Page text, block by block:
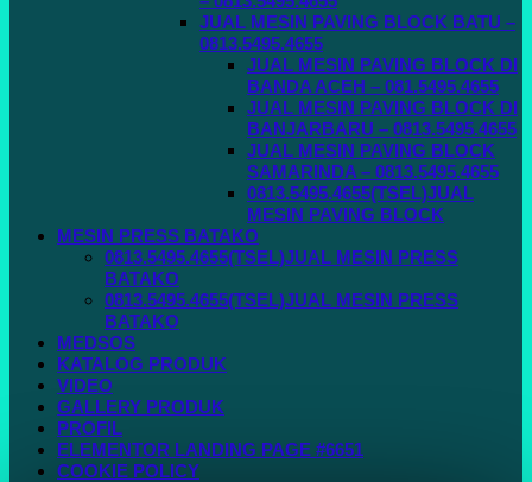
JUAL MESIN PAVING BLOCK BATU –
0813.5495.4655
JUAL MESIN PAVING BLOCK DI
BANDA ACEH – 081.5495.4655
JUAL MESIN PAVING BLOCK DI
BANJARBARU – 0813.5495.4655
JUAL MESIN PAVING BLOCK
SAMARINDA – 0813.5495.4655
0813.5495.4655(TSEL)JUAL
MESIN PAVING BLOCK
MESIN PRESS BATAKO
0813.5495.4655(TSEL)JUAL MESIN PRESS
BATAKO
0813.5495.4655(TSEL)JUAL MESIN PRESS
BATAKO
MEDSOS
KATALOG PRODUK
VIDEO
GALLERY PRODUK
PROFIL
ELEMENTOR LANDING PAGE #6651
COOKIE POLICY